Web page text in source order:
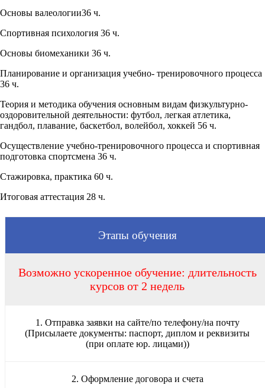
Основы валеологии36 ч.
Спортивная психология 36 ч.
Основы биомеханики 36 ч.
Планирование и организация учебно- тренировочного процесса
36 ч.
Теория и методика обучения основным видам физкультурно-
оздоровительной деятельности: футбол, легкая атлетика,
гандбол, плавание, баскетбол, волейбол, хоккей 56 ч.
Осуществление учебно-тренировочного процесса и спортивная
подготовка спортсмена 36 ч.
Стажировка, практика 60 ч.
Итоговая аттестация 28 ч.
Этапы обучения
Возможно ускоренное обучение: длительность
курсов от 2 недель
1. Отправка заявки на сайте/по телефону/на почту
(Присылаете документы: паспорт, диплом и реквизиты
(при оплате юр. лицами))
2. Оформление договора и счета